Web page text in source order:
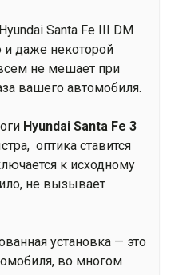
Santa Fe III DM
и даже некоторой
не мешает при
вашего автомобиля.
Hyundai Santa Fe 3
оптика ставится
к исходному
не вызывает
установка — это
во многом